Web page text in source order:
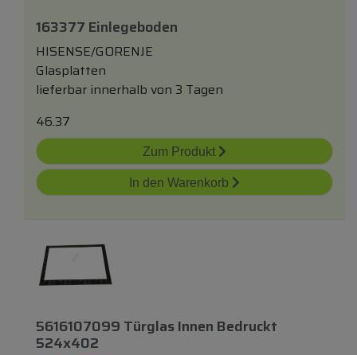
163377 Einlegeboden
HISENSE/GORENJE
Glasplatten
lieferbar innerhalb von 3 Tagen
46.37
Zum Produkt
In den Warenkorb
5616107099 Türglas Innen Bedruckt
524x402